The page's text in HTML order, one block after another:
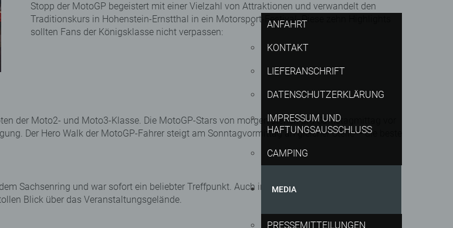
ANFAHRT
KONTAKT
LIEFERANSCHRIFT
DATENSCHUTZERKLÄRUNG
IMPRESSUM UND
HAFTUNGSAUSSCHLUSS
CAMPING
MEDIA
PRESSEMITTEILUNGEN
Stopp der MotoGP begeistert mit einer Vielzahl von Attraktionen und verwandelt den
Traditionskurs in Hohenstein-Ernstthal in ein Motorsport-Festival. Diese zehn Highlights
sollten Fans der Königsklasse nicht verpassen:
der Moto2- und Moto3-Klasse. Die MotoGP-Stars von morgen stehen am Samstagmittag vor
Der Hero Walk der MotoGP-Fahrer steigt am Sonntagvormittag an gleicher Stelle – die beste
Sachsenring und war sofort ein beliebter Treffpunkt. Auch in diesem Jahr steht das
Blick über das Veranstaltungsgelände.